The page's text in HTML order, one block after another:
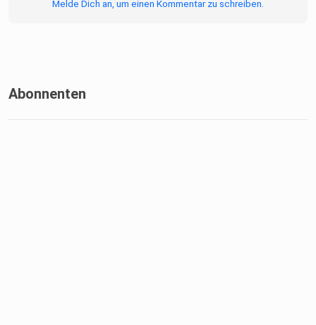
Melde Dich an, um einen Kommentar zu schreiben.
Abonnenten